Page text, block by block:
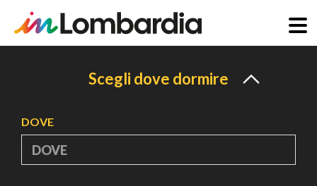
Scegli dove dormire
DOVE